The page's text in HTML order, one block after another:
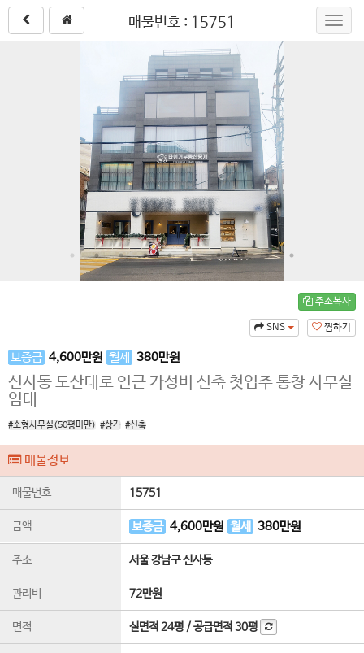
매물번호 : 15751
주소복사
찜하기
SNS
보증금 4,600만원 월세 380만원
신사동 도산대로 인근 가성비 신축 첫입주 통창 사무실
임대
#소형사무실(50평미만) #상가 #신축
매물정보
매물번호 15751
금액 보증금 4,600만원 월세 380만원
주소 서울 강남구 신사동
관리비 72만원
면적 실면적24평 /공급면적30평